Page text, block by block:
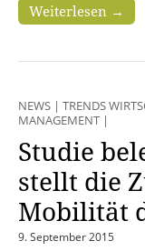
Weiterlesen →
NEWS | TRENDS
MANAGEMENT |
Studie
stellt die
Mobilität
9. September 2015